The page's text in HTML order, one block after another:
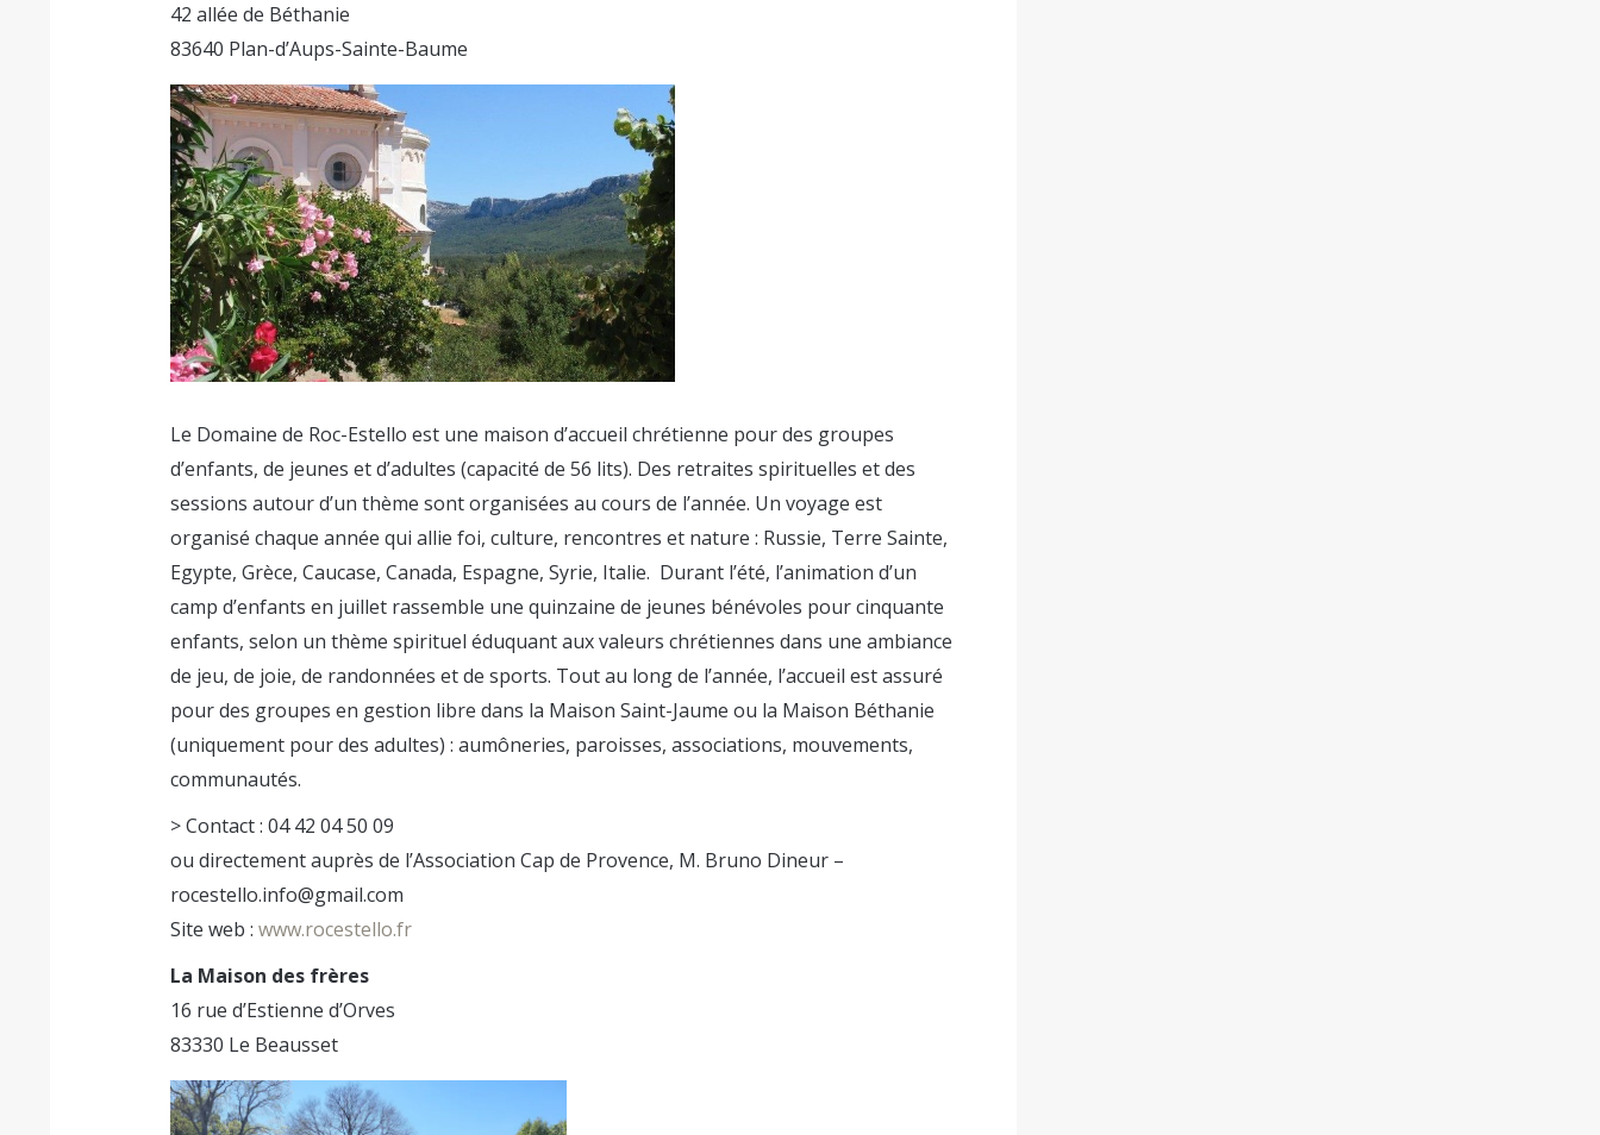
42 allée de Béthanie
83640 Plan-d’Aups-Sainte-Baume
Le Domaine de Roc-Estello est une maison d’accueil chrétienne pour des groupes
d’enfants, de jeunes et d’adultes (capacité de 56 lits). Des retraites spirituelles et des
sessions autour d’un thème sont organisées au cours de l’année. Un voyage est
organisé chaque année qui allie foi, culture, rencontres et nature : Russie, Terre Sainte,
Egypte, Grèce, Caucase, Canada, Espagne, Syrie, Italie. Durant l’été, l’animation d’un
camp d’enfants en juillet rassemble une quinzaine de jeunes bénévoles pour cinquante
enfants, selon un thème spirituel éduquant aux valeurs chrétiennes dans une ambiance
de jeu, de joie, de randonnées et de sports. Tout au long de l’année, l’accueil est assuré
pour des groupes en gestion libre dans la Maison Saint-Jaume ou la Maison Béthanie
(uniquement pour des adultes) : aumôneries, paroisses, associations, mouvements,
communautés.
> Contact : 04 42 04 50 09
ou directement auprès de l’Association Cap de Provence, M. Bruno Dineur –
rocestello.info@gmail.com
Site web :www.rocestello.fr
La Maison des frères
16 rue d’Estienne d’Orves
83330 Le Beausset